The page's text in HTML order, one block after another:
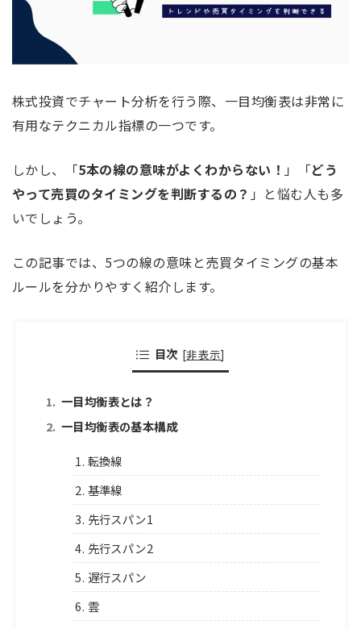
株式投資でチャート分析を行う際、一目均衡表は非常に
有用なテクニカル指標の一つです。
しかし、「5本の線の意味がよくわからない！ 」「どう
やって売買のタイミングを判断するの？ 」と悩む人も多
いでしょう。
この記事では、5つの線の意味と売買タイミングの基本
ルールを分かりやすく紹介します。
目次 [非表示]
一目均衡表とは？
一目均衡表の基本構成
1. 転換線
2. 基準線
3. 先行スパン1
4. 先行スパン2
5. 遅行スパン
6. 雲